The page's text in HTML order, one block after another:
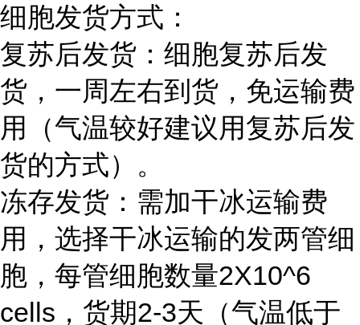
细胞发货方式：
复苏后发货：细胞复苏后发
货，一周左右到货，免运输费
用（气温较好建议用复苏后发
货的方式）。
冻存发货：需加干冰运输费
用，选择干冰运输的发两管细
胞，每管细胞数量2X10^6
cells，货期2-3天（气温低于